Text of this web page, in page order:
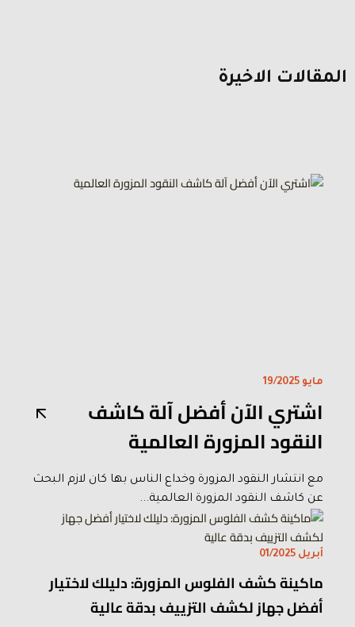
المقالات الاخيرة
مايو 19/2025
اشتري الآن أفضل آلة كاشف
النقود المزورة العالمية
مع انتشار النقود المزورة وخداع الناس بها كان لازم البحث
عن كاشف النقود المزورة العالمية...
أبريل 01/2025
ماكينة كشف الفلوس المزورة: دليلك لاختيار
أفضل جهاز لكشف التزييف بدقة عالية